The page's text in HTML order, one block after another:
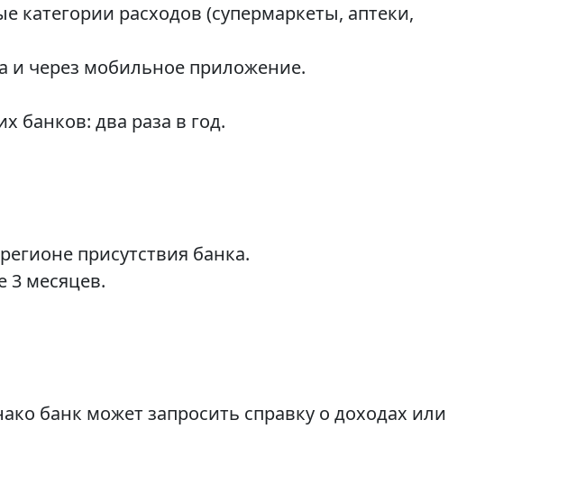
категории расходов (супермаркеты, аптеки,
и через мобильное приложение.
банков: два раза в год.
присутствия банка.
3 месяцев.
банк может запросить справку о доходах или